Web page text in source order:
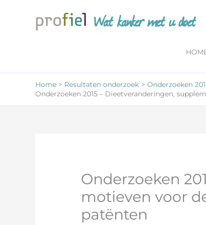
Wat kanker met u doet
Home Resultaten onderzoek
Onderzoeken
Onderzoeken 2015 – Dieetveranderingen,
Onderzoeken
motieven voor
patënten